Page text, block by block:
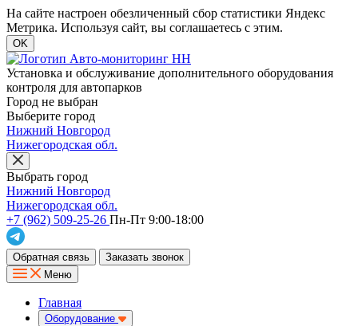
На сайте настроен обезличенный сбор статистики Яндекс
Метрика. Используя сайт, вы соглашаетесь с этим.
OK
Установка и обслуживание дополнительного оборудования
контроля для автопарков
Город не выбран
Выберите город
Нижний Новгород
Нижегородская обл.
Выбрать город
Нижний Новгород
Нижегородская обл.
+7 (962) 509-25-26 Пн-Пт 9:00-18:00
Обратная связь
Заказать звонок
Меню
Главная
Оборудование